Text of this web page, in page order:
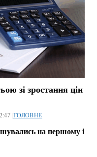
зі зростання цін
| ГОЛОВНЕ
на першому і